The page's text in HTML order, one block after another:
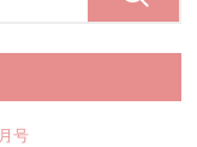
号